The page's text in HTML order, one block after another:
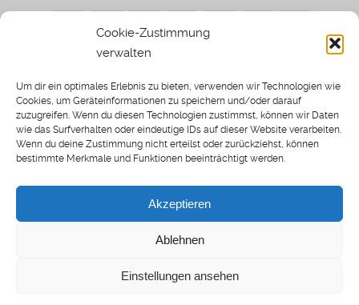
Cookie-Zustimmung
verwalten
Um dir ein optimales Erlebnis zu bieten, verwenden wir Technologien wie
Cookies, um Geräteinformationen zu speichern und/oder darauf
zuzugreifen. Wenn du diesen Technologien zustimmst, können wir Daten
wie das Surfverhalten oder eindeutige IDs auf dieser Website verarbeiten.
Wenn du deine Zustimmung nicht erteilst oder zurückziehst, können
bestimmte Merkmale und Funktionen beeinträchtigt werden.
Akzeptieren
Ablehnen
Einstellungen ansehen
Spielwiese